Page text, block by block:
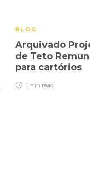
BLOG
Arquivado
de Teto
para cartórios
1 min read